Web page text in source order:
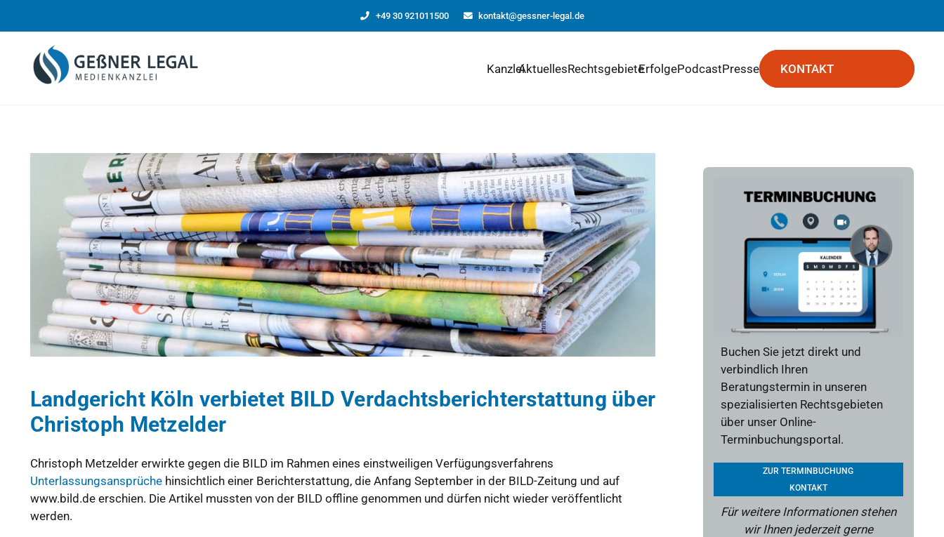
+49 30 921011500 kontakt@gessner-legal.de
KanzleiAktuellesRechtsgebieteErfolgePodcastPresse KONTAKT
Landgericht Köln verbietet BILD Verdachtsberichterstattung über
Christoph Metzelder
Christoph Metzelder erwirkte gegen die BILD im Rahmen eines einstweiligen Verfügungsverfahrens
Unterlassungsansprüchehinsichtlich einer Berichterstattung, die Anfang September in der BILD-Zeitung und auf
www.bild.de erschien. Die Artikel mussten von der BILD offline genommen und dürfen nicht wieder veröffentlicht
werden.
Buchen Sie jetzt direkt und
verbindlich Ihren
Beratungstermin in unseren
spezialisierten Rechtsgebieten
über unser Online-
Terminbuchungsportal.
ZUR TERMINBUCHUNG
KONTAKT
Für weitere Informationen stehen
wir Ihnen jederzeit gerne